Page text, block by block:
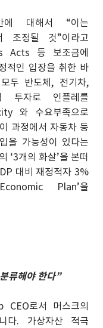
에 대해서 “이는
조정될 것”이라고
Acts 등 보조금에
적인 입장을 취한 바
두 반도체, 전기차,
투자로 인플레를
와 수요부족으로
과정에서 자동차 등
을 가능성이 있다는
‘3개의 화살’을 본떠
대비 재정적자 3%
Plan’을
류해야 한다”
로서 머스크의
다. 가상자산 적극